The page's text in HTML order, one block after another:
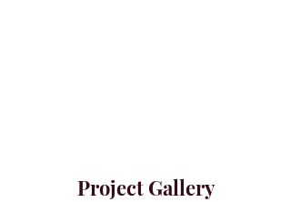
Project Gallery